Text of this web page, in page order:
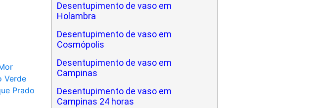
Verde
Prado
Desentupimento de vaso em
Holambra
Desentupimento de vaso em
Cosmópolis
Desentupimento de vaso em
Campinas
Desentupimento de vaso em
Campinas 24 horas